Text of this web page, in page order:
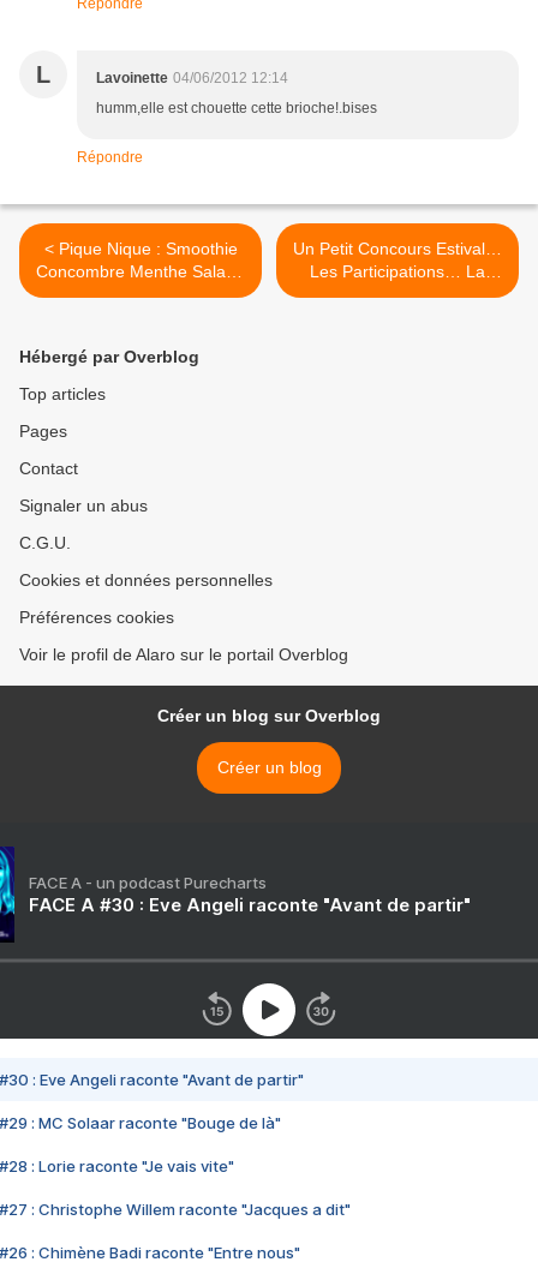
Répondre
L Lavoinette 04/06/2012 12:14
humm,elle est chouette cette brioche!.bises
Répondre
< Pique Nique : Smoothie
Concombre Menthe Salade
Composée Verrines
Un Petit Concours Estival…
Les Participations… La
Suite >
Hébergé par Overblog
Top articles
Pages
Contact
Signaler un abus
C.G.U.
Cookies et données personnelles
Préférences cookies
Voir le profil de Alaro sur le portail Overblog
Créer un blog sur Overblog
Créer un blog
FACE A - un podcast Purecharts
FACE A #30 : Eve Angeli raconte "Avant de partir"
#30 : Eve Angeli raconte "Avant de partir"
#29 : MC Solaar raconte "Bouge de là"
#28 : Lorie raconte "Je vais vite"
#27 : Christophe Willem raconte "Jacques a dit"
#26 : Chimène Badi raconte "Entre nous"